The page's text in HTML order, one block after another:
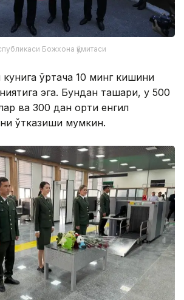
Божхона қўмитаси
ўртача 10 минг кишини
эга. Бундан ташқари, у 500
ва 300 дан ортиқ енгил
ўтказиши мумкин.